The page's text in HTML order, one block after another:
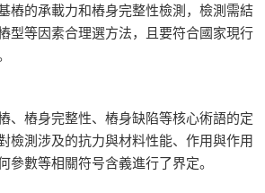
樁的承載力和樁身完整性檢測，檢測需結
型等因素合理選方法，且要符合國家現行
、樁身完整性、樁身缺陷等核心術語的定
檢測涉及的抗力與材料性能、作用與作用
參數等相關符号含義進行了界定。